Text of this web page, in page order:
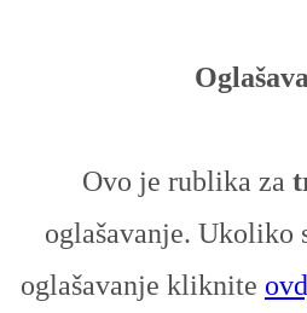
Ovo je rublika za
oglašavanje. Ukoliko
oglašavanje kliknite